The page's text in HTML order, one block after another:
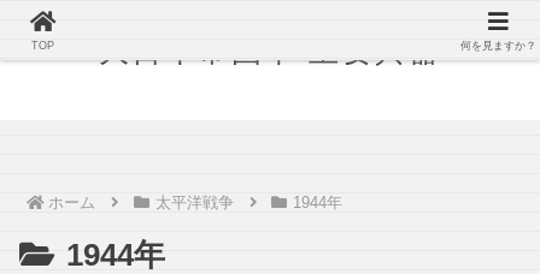
ホーム 太平洋戦争 1944年
1944年
TOP 何を見ますか？